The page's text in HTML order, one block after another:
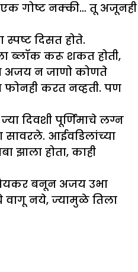
गोष्ट नक्की… तू अजूनही
दिसत होते.
ब्लॉक करू शकत होती,
अजय न जाणो कोणते
फोनही करत नव्हती. पण
दिवशी पूर्णिमाचे लग्न
सावरले. आईवडिलांच्या
झाला होता, काही
बनून अजय उभा
वागू नये, ज्यामुळे तिला